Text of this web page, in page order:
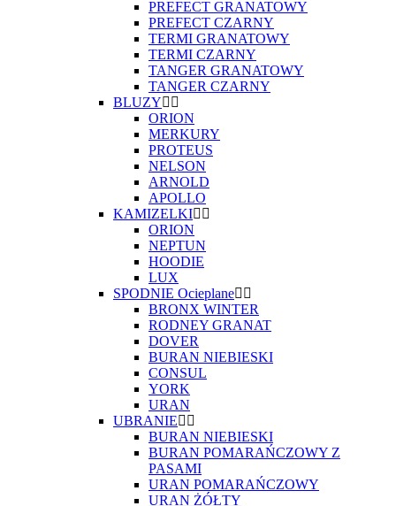
PREFECT GRANATOWY
PREFECT CZARNY
TERMI GRANATOWY
TERMI CZARNY
TANGER GRANATOWY
TANGER CZARNY
BLUZY
ORION
MERKURY
PROTEUS
NELSON
ARNOLD
APOLLO
KAMIZELKI
ORION
NEPTUN
HOODIE
LUX
SPODNIE Ocieplane
BRONX WINTER
RODNEY GRANAT
DOVER
BURAN NIEBIESKI
CONSUL
YORK
URAN
UBRANIE
BURAN NIEBIESKI
BURAN POMARAŃCZOWY Z
PASAMI
URAN POMARAŃCZOWY
URAN ŻÓŁTY